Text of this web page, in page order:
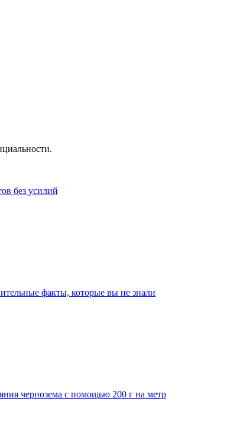
без усилий
факты, которые вы не знали
чернозема с помощью 200 г на метр